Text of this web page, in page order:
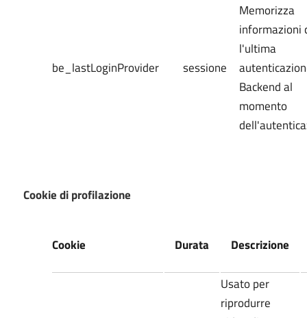
be_lastLoginProvider sessione
Memorizza
informazioni
l'ultima
Backend al
momento
Cookie di profilazione
Cookie Durata Descrizione
Usato per
riprodurre